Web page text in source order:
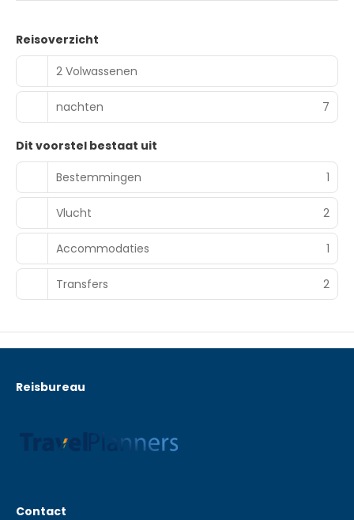
Reisoverzicht
2 Volwassenen
nachten 7
Dit voorstel bestaat uit
Bestemmingen
1
Vlucht 2
Accommodaties 1
Transfers 2
Reisbureau
Contact